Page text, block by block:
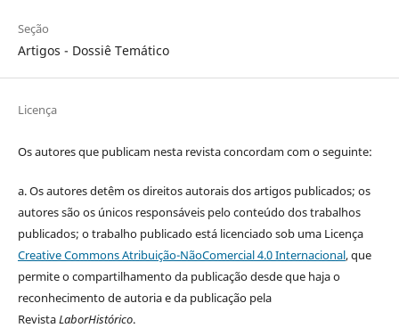
Seção
Artigos - Dossiê Temático
Licença
Os autores que publicam nesta revista concordam com o seguinte:
a.Os autores detêm os direitos autorais dos artigos publicados; os
autores são os únicos responsáveis pelo conteúdo dos trabalhos
publicados; o trabalho publicado está licenciado sob uma Licença
Creative Commons Atribuição-NãoComercial 4.0 Internacional, que
permite o compartilhamento da publicação desde que haja o
reconhecimento de autoria e da publicação pela
RevistaLaborHistórico.